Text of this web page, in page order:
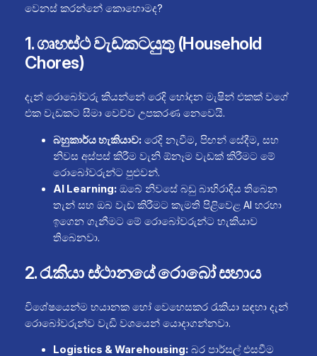
වෙනස් කරන්නේ කොහොමද?
1. ගෘහස්ථ වැඩකටයුතු (Household
Chores)
දැන් රොබෝවරු කියන්නේ රෙදි හෝදන මැෂින් එකක් වගේ
එක වැඩකට සීමා වෙච්ච උපකරණ නෙවෙයි.
බහුකාර්ය හැකියාව:රෙදි නැවීම, පිඟන් සේදීම, සහ
නිවස අස්පස් කිරීම වැනි ඕනෑම වැඩක් කිරීමට මේ
රොබෝවරුන්ට පුළුවන්.
AI Learning:ඔබේ නිවසේ බඩු බාහිරාදිය තිබෙන
තැන් සහ ඔබ වැඩ කිරීමට කැමති පිළිවෙළ AI හරහා
ඉගෙන ගැනීමට මේ රොබෝවරුන්ට හැකියාව
තිබෙනවා.
2. රැකියා ස්ථානයේ රොබෝ සහාය
විශේෂයෙන්ම භයානක හෝ වෙහෙසකර රැකියා සඳහා දැන්
රොබෝවරුන්ව වැඩි වශයෙන් යොදාගන්නවා.
Logistics & Warehousing:බර පාර්සල් එසවීම